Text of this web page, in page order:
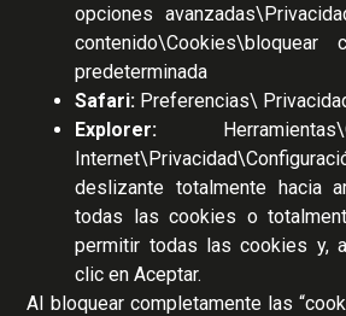
opciones
predeterminada
Safari: Preferencias\
Explorer:
deslizante totalmente hacia
todas las cookies o
permitir todas las cookies y,
clic en Aceptar.
Al bloquear completamente las